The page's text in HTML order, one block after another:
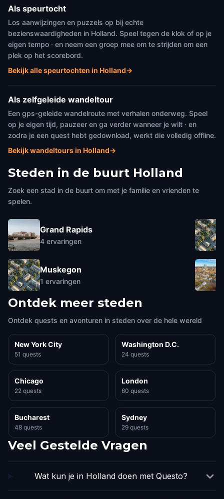
Als speurtocht
Los aanwijzingen en puzzels op bij echte
bezienswaardigheden in Holland. Speel tegen de klok of op je
eigen tempo · en neem een groep mee om te strijden om een
plek op het scorebord.
Bekijk alle speurtochten in Holland→
Als zelfgeleide wandeltour
Een gps-geleide wandelroute met verhalen onderweg. Speel
op je eigen tijd, pauzeer en ga verder wanneer je wilt · en
zodra je een quest hebt gedownload, werkt die volledig offline.
Bekijk wandeltours in Holland→
Steden in de buurt Holland
Zoek een stad in de buurt om met je familie en vrienden te
spelen.
Grand Rapids
4 ervaringen
Muskegon
1 ervaringen
Ontdek meer steden
Ontdek quests en avonturen in steden over de hele wereld
New York City
51 quests
Washington D.C.
24 quests
Chicago
22 quests
London
60 quests
Bucharest
48 quests
Sydney
29 quests
Veel Gestelde Vragen
Wat kun je in Holland doen met Questo?